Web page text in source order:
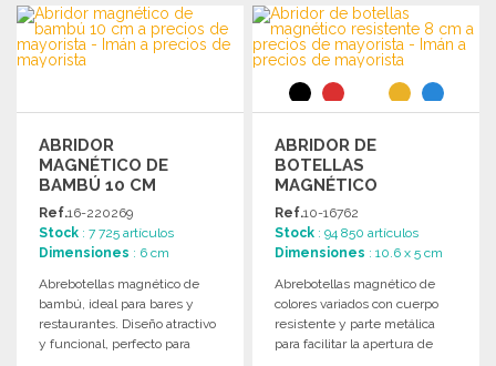
PEDIR
Solicitar un presupuesto
Solicitar un presupuesto
ABRIDOR
MAGNÉTICO DE
BAMBÚ 10 CM
Ref.16-220269
Stock : 7 725 artículos
Dimensiones : 6 cm
Abrebotellas magnético de
bambú, ideal para bares y
restaurantes. Diseño atractivo
y funcional, perfecto para
ABRIDOR DE
BOTELLAS
MAGNÉTICO
RESISTENTE 8 CM
Ref.10-16762
Stock : 94 850 artículos
Dimensiones : 10.6 x 5 cm
Abrebotellas magnético de
colores variados con cuerpo
resistente y parte metálica
para facilitar la apertura de